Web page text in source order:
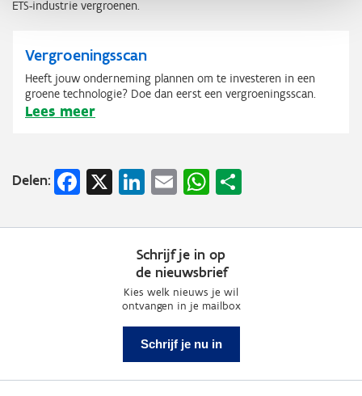
ETS-industrie vergroenen.
Vergroeningsscan
Heeft jouw onderneming plannen om te investeren in een
groene technologie? Doe dan eerst een vergroeningsscan.
Lees meer
Delen: Facebook
X LinkedIn
EmailWhatsApp
Schrijf je in op
de nieuwsbrief
Kies welk nieuws je wil
ontvangen in je mailbox
Schrijf je nu in